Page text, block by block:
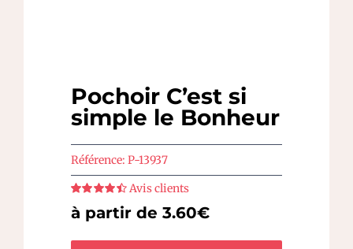
Pochoir C’est si
simple le Bonheur
Référence: P-13937
Note
sur
5
Avis clients
à partir de 3.60€